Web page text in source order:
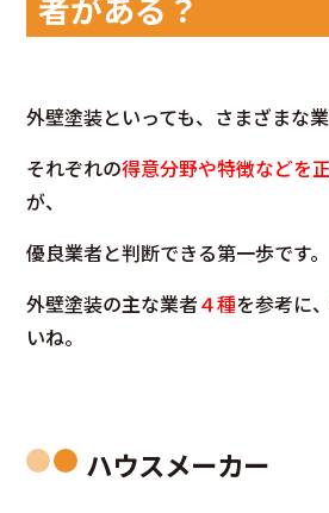
外壁塗装といっても、さまざまな
それぞれの得意分野や特徴などを
が、
優良業者と判断できる第一歩です。
外壁塗装の主な業者４種を参考に
いね。
ハウスメーカー